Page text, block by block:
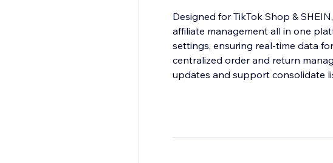
Designed for TikTok Shop &
affiliate management all in one
settings, ensuring real-time data
centralized order and return
updates and support consolidate